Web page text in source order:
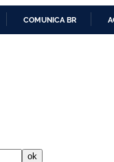
COMUNICA BR